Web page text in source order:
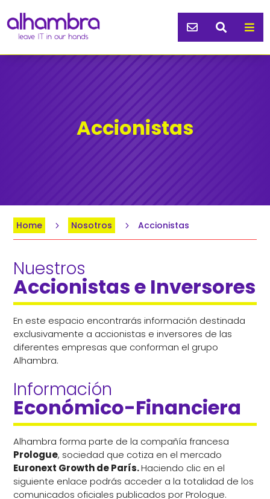
  
Accionistas
Home 5 Nosotros 5 Accionistas
Nuestros
Accionistas e Inversores
En este espacio encontrarás información destinada
exclusivamente a accionistas e inversores de las
diferentes empresas que conforman el grupo
Alhambra.
Información
Económico-Financiera
Alhambra forma parte de la compañía francesa
Prologue, sociedad que cotiza en el mercado
Euronext Growth de París.Haciendo clic en el
siguiente enlace podrás acceder a la totalidad de los
comunicados oficiales publicados por Prologue.